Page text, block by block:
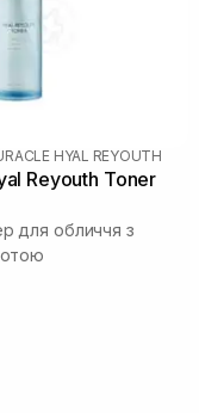
HYAL REYOUTH
Reyouth Toner
для обличчя з